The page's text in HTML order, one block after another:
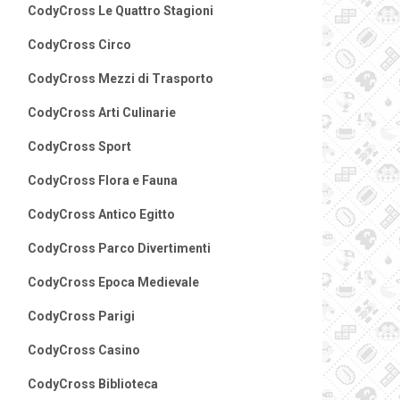
CodyCross Le Quattro Stagioni
CodyCross Circo
CodyCross Mezzi di Trasporto
CodyCross Arti Culinarie
CodyCross Sport
CodyCross Flora e Fauna
CodyCross Antico Egitto
CodyCross Parco Divertimenti
CodyCross Epoca Medievale
CodyCross Parigi
CodyCross Casino
CodyCross Biblioteca